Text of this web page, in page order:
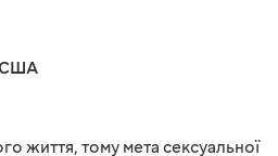
життя, тому мета сексуальної